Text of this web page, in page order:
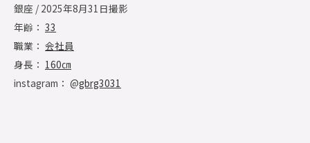
銀座 / 2025年8月31日撮影
年齢： 33
職業： 会社員
身長： 160㎝
instagram： @gbrg3031